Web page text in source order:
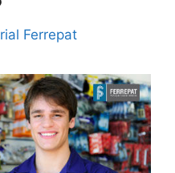
Ferrepat